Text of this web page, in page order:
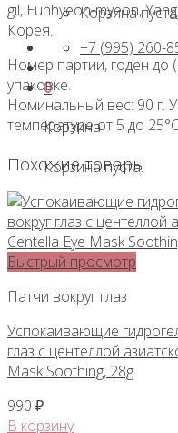
Корзина пуста.
+7 (995) 260-
0
Корзина
Корзина пуста.
gil, Eunhyeon-myeon,
Корея.
Номер партии, годен до
упаковке.
Номинальный вес: 90 г.
температуре от 5 до
Похожие товары
Быстрый просмотр
Патчи вокруг глаз
Успокаивающие
глаз с центеллой
Mask Soothing, 28g
990 ₽
В корзину